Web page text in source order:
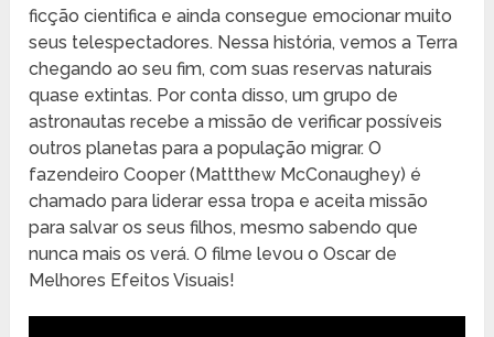
ficção cientifica e ainda consegue emocionar muito
seus telespectadores. Nessa história, vemos a Terra
chegando ao seu fim, com suas reservas naturais
quase extintas. Por conta disso, um grupo de
astronautas recebe a missão de verificar possíveis
outros planetas para a população migrar. O
fazendeiro Cooper (Mattthew McConaughey) é
chamado para liderar essa tropa e aceita missão
para salvar os seus filhos, mesmo sabendo que
nunca mais os verá. O filme levou o Oscar de
Melhores Efeitos Visuais!